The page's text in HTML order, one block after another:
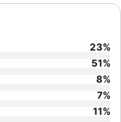
pratique près
accès facile aux
votre
des
23%
51%
8%
7%
11%